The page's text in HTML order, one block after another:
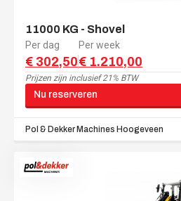
11000 KG - Shovel
Per dag
€ 302,50
Per week
€ 1.210,00
Prijzen zijn inclusief 21% BTW
Nu reserveren
Pol & Dekker Machines Hoogeveen